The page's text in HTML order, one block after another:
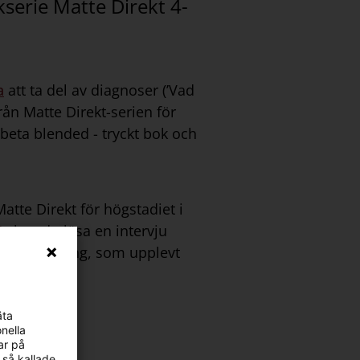
Matte Direkt 4-
att ta del av diagnoser (’Vad
Matte Direkt-serien för
blended - tryckt bok och
Direkt för högstadiet i
kan du läsa en intervju
i Jönköping, som upplevt
på